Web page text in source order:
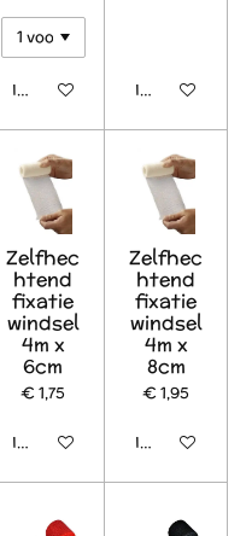
In winkelwagen In winkelwagen
Zelfhec
htend
fixatie
windsel
4m x
6cm
€ 1,75
In winkelwagen
Zelfhec
htend
fixatie
windsel
4m x
8cm
€ 1,95
In winkelwagen